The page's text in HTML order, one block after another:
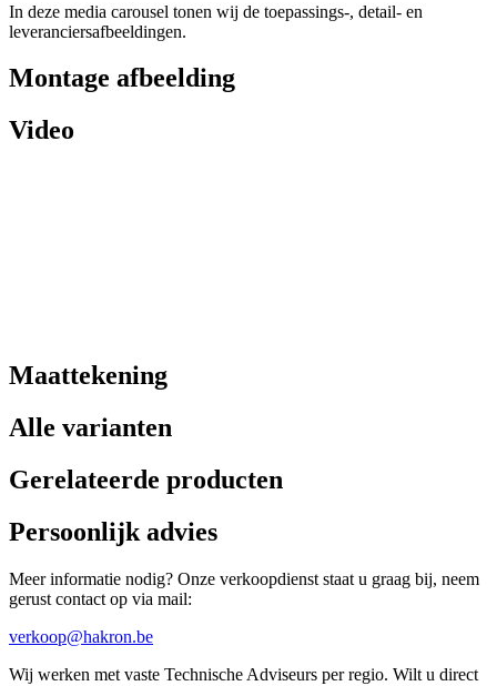
In deze media carousel tonen wij de toepassings-, detail- en
leveranciersafbeeldingen.
Montage afbeelding
Video
Maattekening
Alle varianten
Gerelateerde producten
Persoonlijk advies
Meer informatie nodig? Onze verkoopdienst staat u graag bij, neem
gerust contact op via mail:
verkoop@hakron.be
Wij werken met vaste Technische Adviseurs per regio. Wilt u direct